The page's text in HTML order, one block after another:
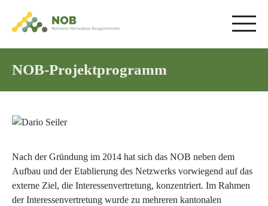
NOB-Projektprogramm
Dario
Seiler
Nach der Gründung im 2014 hat sich das NOB neben dem
Aufbau und der Etablierung des Netzwerks vorwiegend auf das
externe Ziel, die Interessenvertretung, konzentriert. Im Rahmen
der Interessenvertretung wurde zu mehreren kantonalen